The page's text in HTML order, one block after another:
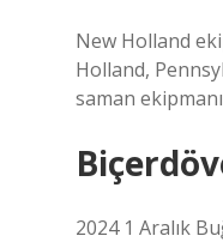
New Holland
Holland,
saman
2024 1 Aralık